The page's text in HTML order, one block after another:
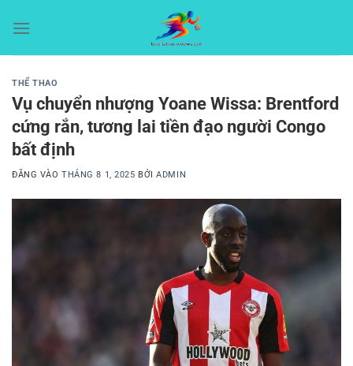
qua
THỂ THAO
Vụ chuyển nhượng Yoane Wissa: Brentford
cứng rắn, tương lai tiền đạo người Congo
bất định
ĐĂNG VÀOTHÁNG 8 1, 2025 BỞIADMIN